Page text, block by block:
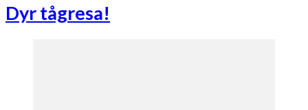
Dyr tågresa!